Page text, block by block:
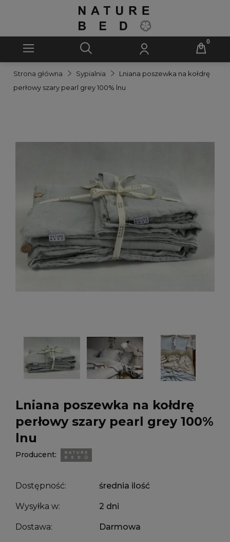
Strona główna Sypialnia
Lniana poszewka na kołdrę
perłowy szary pearl grey 100% lnu
Lniana poszewka na kołdrę
perłowy szary pearl grey 100%
lnu
Producent:
Dostępność: średnia ilość
Wysyłka w: 2 dni
Dostawa: Darmowa